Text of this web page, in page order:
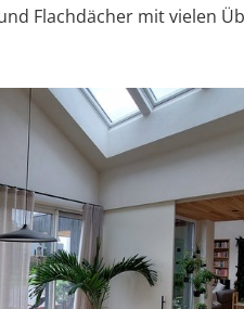
Flachdächer mit vielen